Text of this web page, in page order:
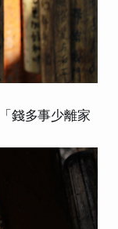
錢多事少離家